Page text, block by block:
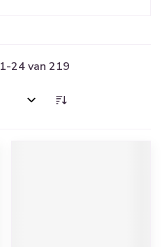
1-24van 219